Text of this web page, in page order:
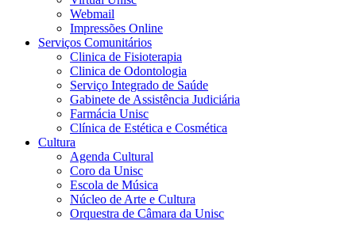
Webmail
Impressões Online
Serviços Comunitários
Clinica de Fisioterapia
Clinica de Odontologia
Serviço Integrado de Saúde
Gabinete de Assistência Judiciária
Farmácia Unisc
Clínica de Estética e Cosmética
Cultura
Agenda Cultural
Coro da Unisc
Escola de Música
Núcleo de Arte e Cultura
Orquestra de Câmara da Unisc